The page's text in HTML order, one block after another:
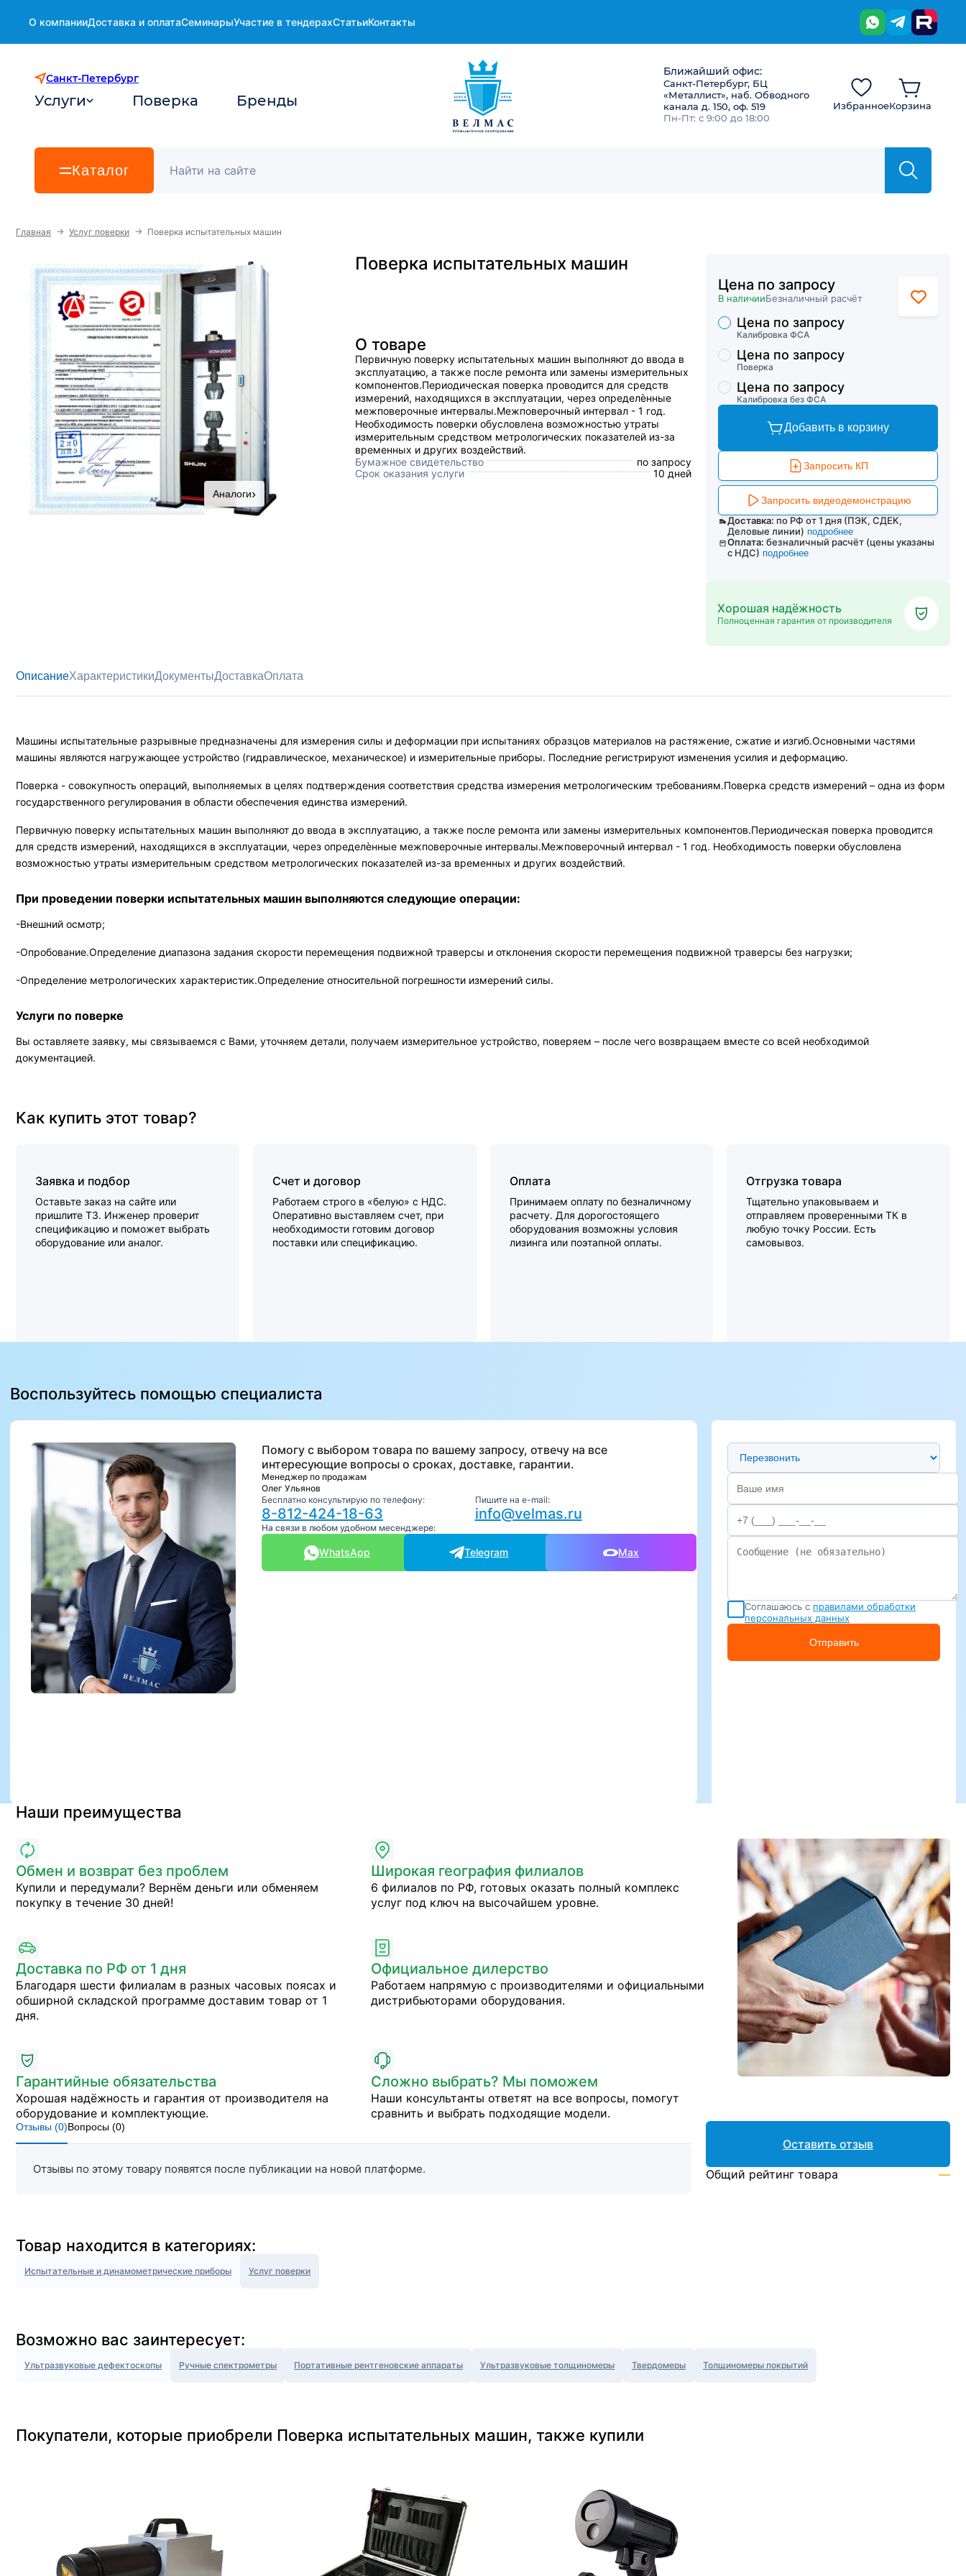
О компанииДоставка и оплатаСеминарыУчастие в тендерахСтатьиКонтакты
Санкт-Петербург
Услуги Поверка Бренды
Ближайший офис:
Санкт-Петербург, БЦ
«Металлист», наб. Обводного
канала д. 150, оф. 519
Пн-Пт: с 9:00 до 18:00
ИзбранноеКорзина
Каталог
Главная → Услуг поверки → Поверка испытательных машин
Поверка испытательных машин
Аналоги›
О товаре
Первичную поверку испытательных машин выполняют до ввода в
эксплуатацию, а также после ремонта или замены измерительных
компонентов.​Периодическая поверка проводится для средств
измерений, находящихся в эксплуатации, через определѐнные
межповерочные интервалы.Межповерочный интервал - 1 год.​
Необходимость поверки обусловлена возможностью утраты
измерительным средством метрологических показателей из-за
временных и других воздействий.
Бумажное свидетельство
по запросу
Срок оказания услуги
10 дней
Цена по запросу
В наличииБезналичный расчёт
Торговые предложения
Калибровка ФСА
Цена по запросу
Поверка
Цена по запросу
Калибровка без ФСА
Цена по запросу
Добавить в корзину
Запросить КП
Запросить видеодемонстрацию
Доставка: по РФ от 1 дня (ПЭК, СДЕК,
Деловые линии) подробнее
Оплата: безналичный расчёт (цены указаны
с НДС) подробнее
Хорошая надёжность
Полноценная гарантия от производителя
ОписаниеХарактеристикиДокументыДоставкаОплата
Машины испытательные разрывные предназначены для измерения силы и деформации при испытаниях образцов материалов на растяжение, сжатие и изгиб.Основными частями
машины являются нагружающее устройство (гидравлическое, механическое) и измерительные приборы. Последние регистрируют изменения усилия и деформацию.
Поверка - совокупность операций, выполняемых в целях подтверждения соответствия средства измерения метрологическим требованиям.Поверка средств измерений – одна из форм
государственного регулирования в области обеспечения единства измерений.
Первичную поверку испытательных машин выполняют до ввода в эксплуатацию, а также после ремонта или замены измерительных компонентов.Периодическая поверка проводится
для средств измерений, находящихся в эксплуатации, через определѐнные межповерочные интервалы.Межповерочный интервал - 1 год. Необходимость поверки обусловлена
возможностью утраты измерительным средством метрологических показателей из-за временных и других воздействий.
При проведении поверки испытательных машин выполняются следующие операции:
-Внешний осмотр;
-Опробование.Определение диапазона задания скорости перемещения подвижной траверсы и отклонения скорости перемещения подвижной траверсы без нагрузки;
-Определение метрологических характеристик.Определение относительной погрешности измерений силы.
Услуги по поверке
Вы оставляете заявку, мы связываемся с Вами, уточняем детали, получаем измерительное устройство, поверяем – после чего возвращаем вместе со всей необходимой
документацией.
Как купить этот товар?
Заявка и подбор
Оставьте заказ на сайте или
пришлите ТЗ. Инженер проверит
спецификацию и поможет выбрать
оборудование или аналог.
Счет и договор
Работаем строго в «белую» с НДС.
Оперативно выставляем счет, при
необходимости готовим договор
поставки или спецификацию.
Оплата
Принимаем оплату по безналичному
расчету. Для дорогостоящего
оборудования возможны условия
лизинга или поэтапной оплаты.
Отгрузка товара
Тщательно упаковываем и
отправляем проверенными ТК в
любую точку России. Есть
самовывоз.
Воспользуйтесь помощью специалиста
Помогу с выбором товара по вашему запросу, отвечу на все
интересующие вопросы о сроках, доставке, гарантии.
Менеджер по продажам
Олег Ульянов
Бесплатно консультирую по телефону:
8-812-424-18-63
Пишите на e-mail:
info@velmas.ru
На связи в любом удобном месенджере:
WhatsApp Telegram Max
Предпочтительный способ связи
Соглашаюсь с правилами обработки
персональных данных
Отправить
Наши преимущества
Обмен и возврат без проблем
Купили и передумали? Вернём деньги или обменяем
покупку в течение 30 дней!
Широкая география филиалов
6 филиалов по РФ, готовых оказать полный комплекс
услуг под ключ на высочайшем уровне.
Доставка по РФ от 1 дня
Благодаря шести филиалам в разных часовых поясах и
обширной складской программе доставим товар от 1
дня.
Официальное дилерство
Работаем напрямую с производителями и официальными
дистрибьюторами оборудования.
Гарантийные обязательства
Хорошая надёжность и гарантия от производителя на
оборудование и комплектующие.
Сложно выбрать? Мы поможем
Наши консультанты ответят на все вопросы, помогут
сравнить и выбрать подходящие модели.
Отзывы (0)Вопросы (0)
Отзывы по этому товару появятся после публикации на новой платформе.
Оставить отзыв
Общий рейтинг товара —
Товар находится в категориях:
Испытательные и динамометрические приборы Услуг поверки
Возможно вас заинтересует:
Ультразвуковые дефектоскопы Ручные спектрометры Портативные рентгеновские аппараты Ультразвуковые толщиномеры Твердомеры Толщиномеры покрытий
Покупатели, которые приобрели Поверка испытательных машин, также купили